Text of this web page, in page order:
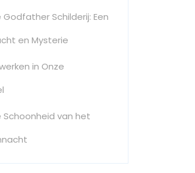
Schilderij: Een
en Mysterie
in Onze
van het